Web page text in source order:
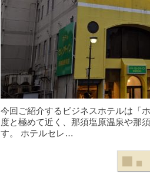
今回ご紹介するビジネスホテルは「
度と極めて近く、那須塩原温泉や那
す。 ホテルセレ…